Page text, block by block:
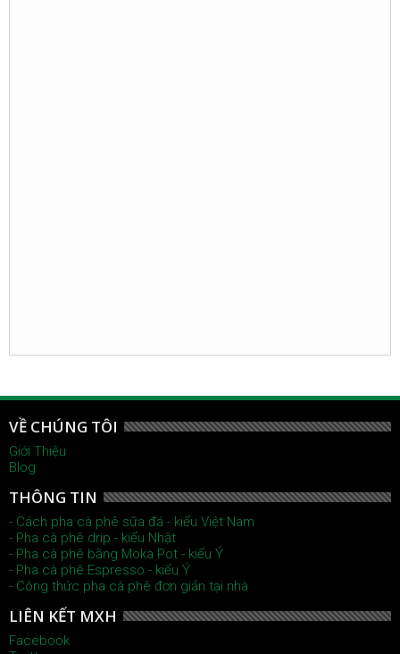
VỀ CHÚNG TÔI
Giới Thiệu
Blog
THÔNG TIN
- Cách pha cà phê sữa đá - kiểu Việt Nam
- Pha cà phê drip - kiểu Nhật
- Pha cà phê bằng Moka Pot - kiểu Ý
- Pha cà phê Espresso - kiểu Ý
- Công thức pha cà phê đơn giản tại nhà
LIÊN KẾT MXH
Facebook